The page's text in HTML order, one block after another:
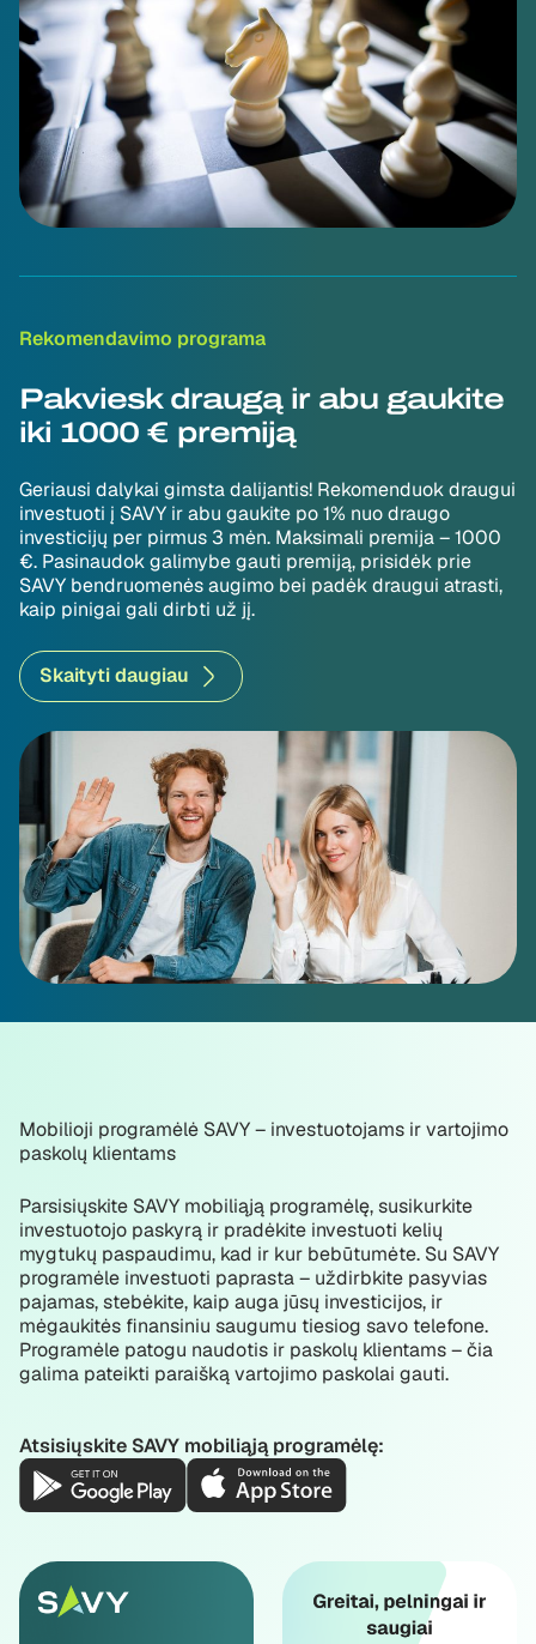
Rekomendavimo programa
Pakviesk draugą ir abu gaukite
iki 1000 € premiją
Geriausi dalykai gimsta dalijantis! Rekomenduok draugui
investuoti į SAVY ir abu gaukite po 1% nuo draugo
investicijų per pirmus 3 mėn. Maksimali premija – 1000
€. Pasinaudok galimybe gauti premiją, prisidėk prie
SAVY bendruomenės augimo bei padėk draugui atrasti,
kaip pinigai gali dirbti už jį.
Skaityti daugiau
Mobilioji programėlė SAVY – investuotojams ir vartojimo
paskolų klientams
Parsisiųskite SAVY mobiliąją programėlę, susikurkite
investuotojo paskyrą ir pradėkite investuoti kelių
mygtukų paspaudimu, kad ir kur bebūtumėte. Su SAVY
programėle investuoti paprasta – uždirbkite pasyvias
pajamas, stebėkite, kaip auga jūsų investicijos, ir
mėgaukitės finansiniu saugumu tiesiog savo telefone.
Programėle patogu naudotis ir paskolų klientams – čia
galima pateikti paraišką vartojimo paskolai gauti.
Atsisiųskite SAVY mobiliąją programėlę: